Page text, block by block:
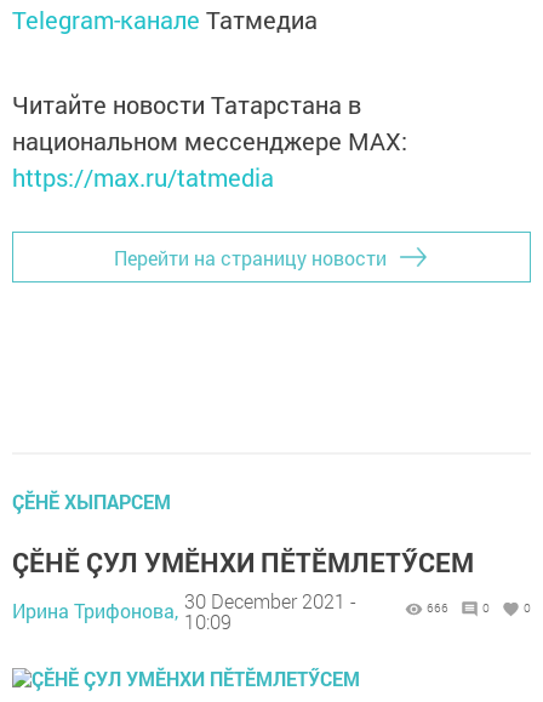
Telegram-канале Татмедиа
Читайте новости Татарстана в
национальном мессенджере MАХ:
https://max.ru/tatmedia
Перейти на страницу новости
ÇӖНӖ ХЫПАРСЕМ
ÇӖНӖ ÇУЛ УМӖНХИ ПӖТӖМЛЕТӲСЕМ
Ирина Трифонова, 30 December 2021 -
10:09
666 0 0